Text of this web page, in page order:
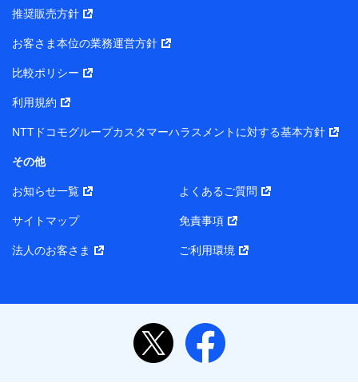
【共同して利用される利用データの項目】
当社または株式会社NTTドコモ・フィナンシャルグルー
の個人データ
基本情報
性、連絡先、dポイントサービスのご利用に関する情報。例
所、dポイント残高、dポイント利用履歴などが含まれます。
当社または株式会社NTTドコモ・フィナンシャルグループが
報。例として、当社または株式会社NTTドコモ・フィナンシ
履歴インターネット利用時の行動に関する情報、アプリケー
当社または株式会社NTTドコモ・フィナンシャルグループが
提供する保険関連サービスに関して取得し、又は保有する情
報。例として、見積請求受付時、資料請求受付時又はユーザ
推奨販売方針
お客さま本位の業務運営方針
比較ポリシー
利用規約
NTTドコモグループカスタマーハラスメントに対する基本方針
その他
お知らせ一覧 よくあるご質問
サイトマップ 免責事項
法人のお客さま ご利用環境